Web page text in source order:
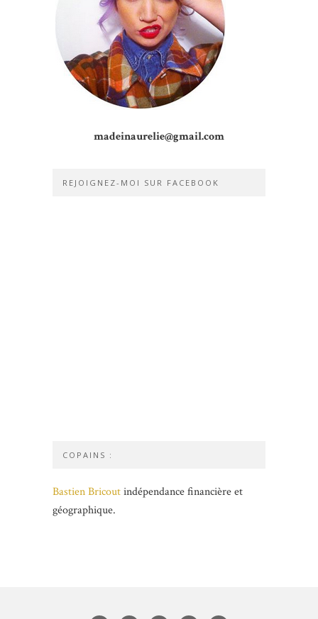
madeinaurelie@gmail.com
REJOIGNEZ-MOI SUR FACEBOOK
COPAINS :
Bastien Bricoutindépendance financière et
géographique.